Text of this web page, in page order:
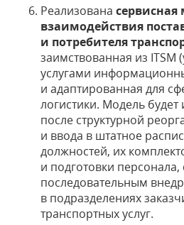
Реализована сервисная
взаимодействия
и потребителя
заимствованная из ITSM
услугами
и адаптированная для
логистики. Модель будет
после структурной
и ввода в штатное
должностей, их
и подготовки
последовательным
в подразделениях
транспортных услуг.